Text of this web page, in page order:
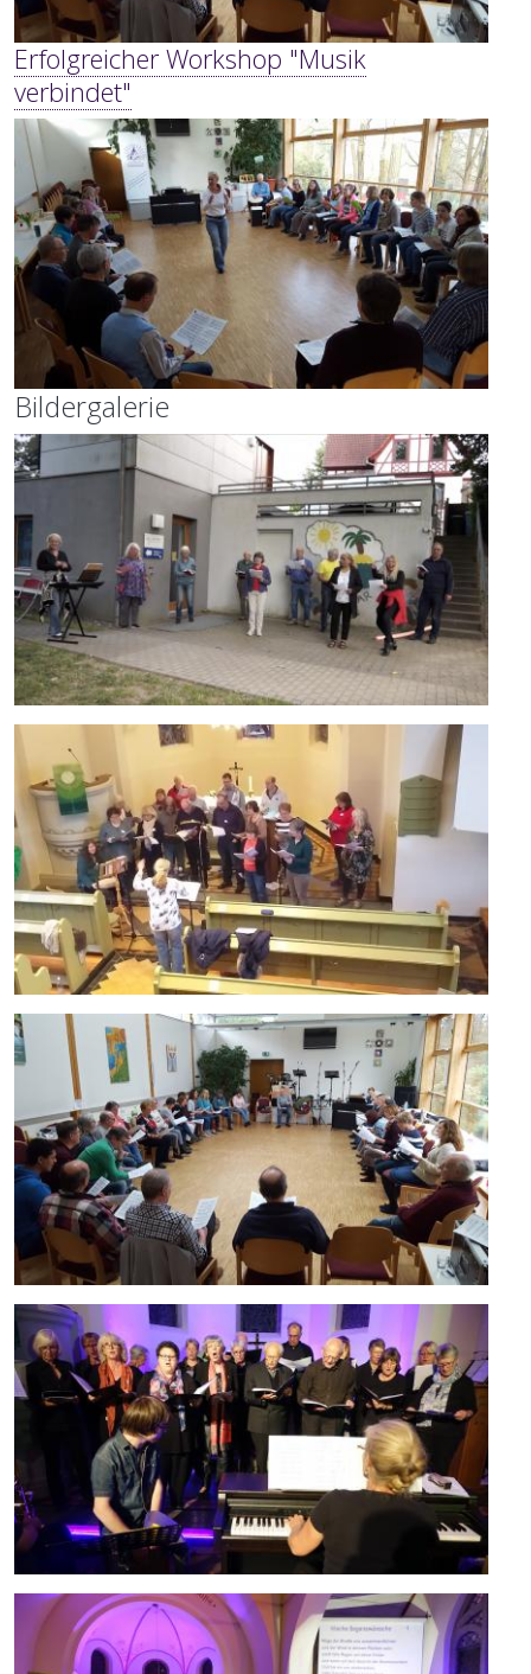
Erfolgreicher Workshop "Musik
verbindet"
Bildergalerie